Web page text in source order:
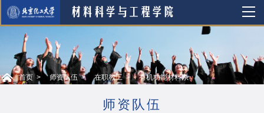
首页 师资队伍 在职教工 有机功能材料系
师资队伍